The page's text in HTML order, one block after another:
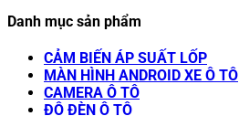
Danh mục sản phẩm
CẢM BIẾN ÁP SUẤT LỐP
MÀN HÌNH ANDROID XE Ô TÔ
CAMERA Ô TÔ
ĐỘ ĐÈN Ô TÔ